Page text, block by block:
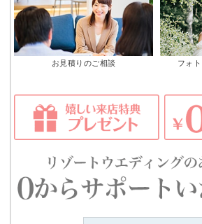
お見積りのご相談 フォ